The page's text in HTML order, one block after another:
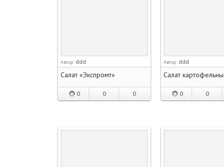
Автор: ddd
Салат «Экспромт»
0 0 0
Автор: ddd
Салат
0 0